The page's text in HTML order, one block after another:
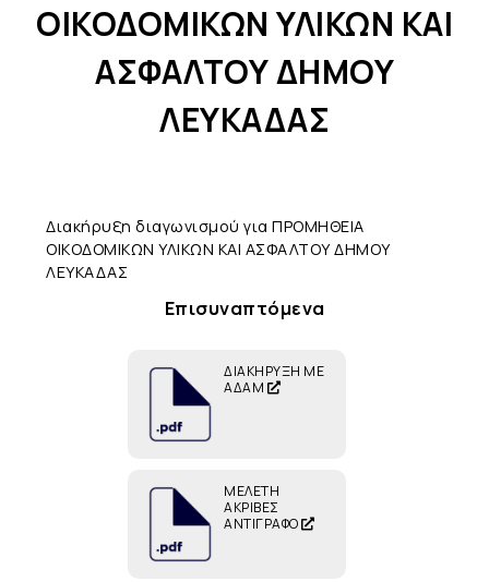
ΟΙΚΟΔΟΜΙΚΩΝ ΥΛΙΚΩΝ ΚΑΙ
ΑΣΦΑΛΤΟΥ ΔΗΜΟΥ
ΛΕΥΚΑΔΑΣ
Διακήρυξη διαγωνισμού για ΠΡΟΜΗΘΕΙΑ
ΟΙΚΟΔΟΜΙΚΩΝ ΥΛΙΚΩΝ ΚΑΙ ΑΣΦΑΛΤΟΥ ΔΗΜΟΥ
ΛΕΥΚΑΔΑΣ
Επισυναπτόμενα
ΔΙΑΚΗΡΥΞΗ ΜΕ
ΑΔΑΜ
ΜΕΛΕΤΗ
ΑΚΡΙΒΕΣ
ΑΝΤΙΓΡΑΦΟ